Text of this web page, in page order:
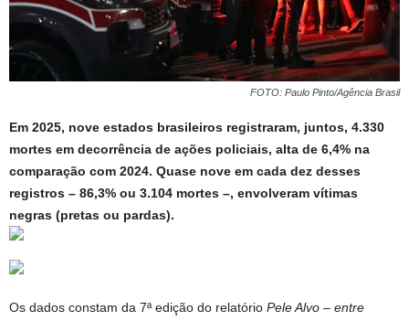
FOTO: Paulo Pinto/Agência Brasil
Em 2025, nove estados brasileiros registraram, juntos, 4.330
mortes em decorrência de ações policiais, alta de 6,4% na
comparação com 2024. Quase nove em cada dez desses
registros – 86,3% ou 3.104 mortes –, envolveram vítimas
negras (pretas ou pardas).
Os dados constam da 7ª edição do relatório Pele Alvo – entre